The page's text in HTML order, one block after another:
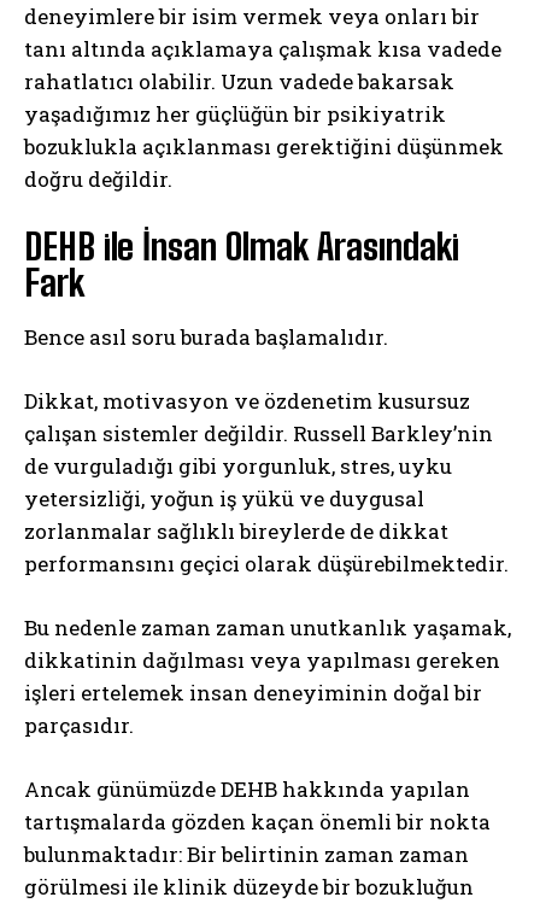
deneyimlere bir isim vermek veya onları bir
tanı altında açıklamaya çalışmak kısa vadede
rahatlatıcı olabilir. Uzun vadede bakarsak
yaşadığımız her güçlüğün bir psikiyatrik
bozuklukla açıklanması gerektiğini düşünmek
doğru değildir.
DEHB ile İnsan Olmak Arasındaki
Fark
Bence asıl soru burada başlamalıdır.
Dikkat, motivasyon ve özdenetim kusursuz
çalışan sistemler değildir. Russell Barkley’nin
de vurguladığı gibi yorgunluk, stres, uyku
yetersizliği, yoğun iş yükü ve duygusal
zorlanmalar sağlıklı bireylerde de dikkat
performansını geçici olarak düşürebilmektedir.
Bu nedenle zaman zaman unutkanlık yaşamak,
dikkatinin dağılması veya yapılması gereken
işleri ertelemek insan deneyiminin doğal bir
parçasıdır.
Ancak günümüzde DEHB hakkında yapılan
tartışmalarda gözden kaçan önemli bir nokta
bulunmaktadır: Bir belirtinin zaman zaman
görülmesi ile klinik düzeyde bir bozukluğun